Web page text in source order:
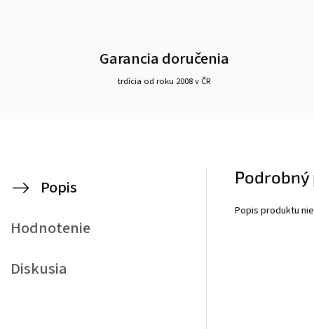
Garancia doručenia
trdícia od roku 2008 v ČR
Popis
Hodnotenie
Diskusia
Podrobný
Popis produktu